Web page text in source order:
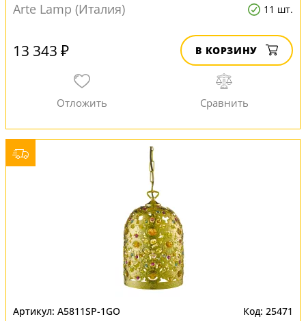
Arte Lamp (Италия) 11 шт.
13 343 ₽ В КОРЗИНУ
A5811SP-1GO 25471